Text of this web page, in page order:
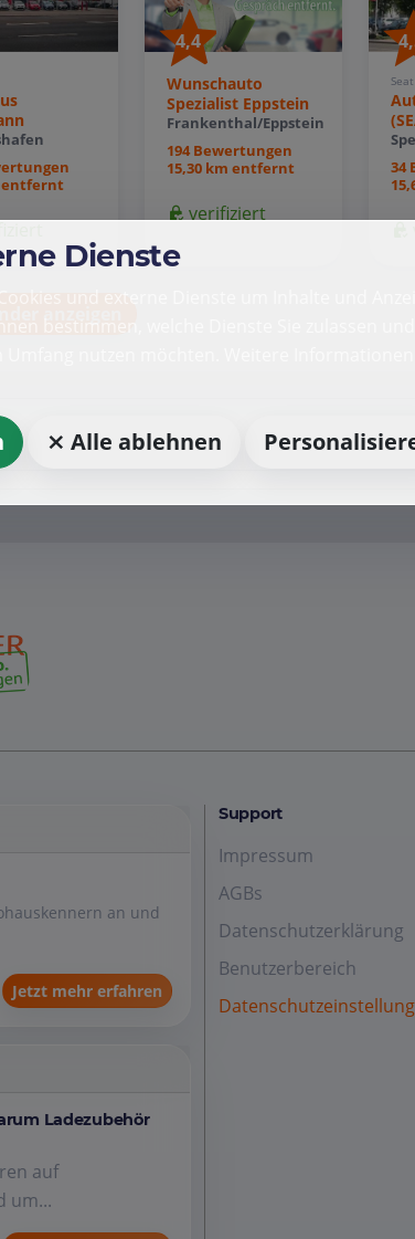
entfernt
4,4
Wunschauto
Spezialist Eppstein
Frankenthal/Eppstein
194 Bewertungen
15,30 km entfernt
verifiziert
Seat
34
anzeigen
an und
Jetzt mehr erfahren
Ladezubehör
auf
um...
Support
Impressum
AGBs
Datenschutzerklärung
Benutzerbereich
Dienste
und externe Dienste um Inhalte und
bestimmen, welche Dienste Sie zulassen und
⨯ Alle ablehnen